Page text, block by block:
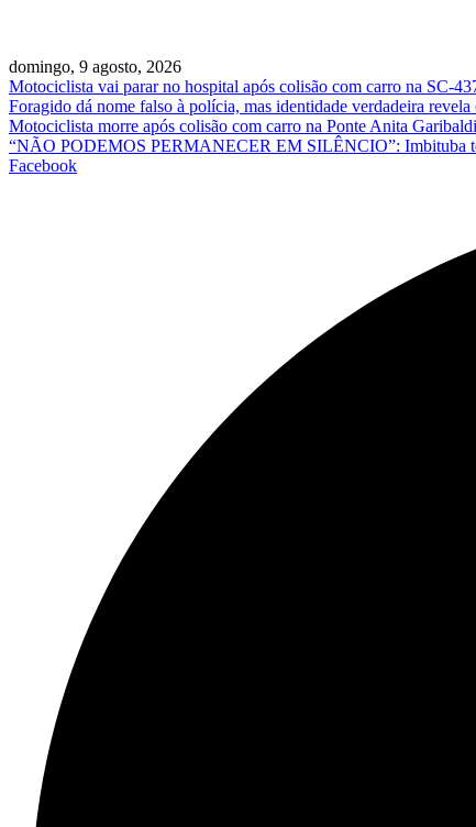
domingo, 9 agosto, 2026
Motociclista vai parar no hospital após colisão com carro na SC-
Foragido dá nome falso à polícia, mas identidade verdadeira
Motociclista morre após colisão com carro na Ponte Anita
“NÃO PODEMOS PERMANECER EM SILÊNCIO”: Imbituba
Facebook